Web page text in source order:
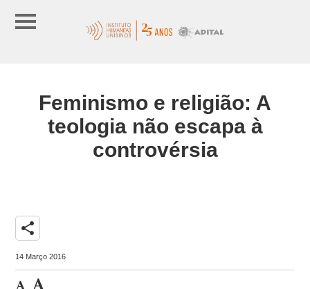
Feminismo e religião: A
teologia não escapa à
controvérsia
share
14 Março 2016